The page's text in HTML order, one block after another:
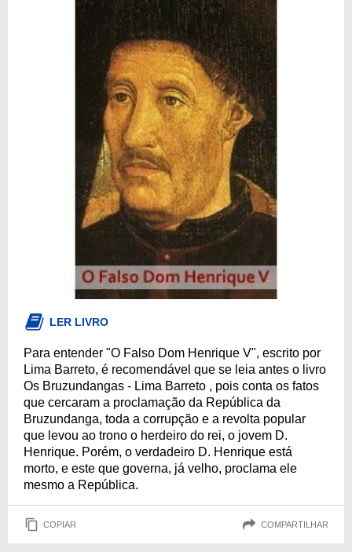
LER LIVRO
Para entender "O Falso Dom Henrique V", escrito por
Lima Barreto, é recomendável que se leia antes o livro
Os Bruzundangas - Lima Barreto , pois conta os fatos
que cercaram a proclamação da República da
Bruzundanga, toda a corrupção e a revolta popular
que levou ao trono o herdeiro do rei, o jovem D.
Henrique. Porém, o verdadeiro D. Henrique está
morto, e este que governa, já velho, proclama ele
mesmo a República.
COPIAR COMPARTILHAR